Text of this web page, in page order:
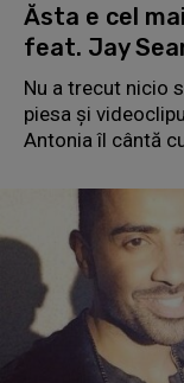
Ăsta e cel
feat. Jay
Nu a trecut nicio
piesa şi
Antonia îl cântă